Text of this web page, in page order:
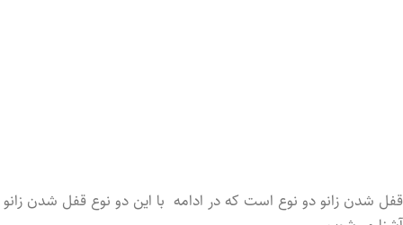
قفل شدن زانو دو نوع است که در ادامه با این دو نوع قفل شدن زانو